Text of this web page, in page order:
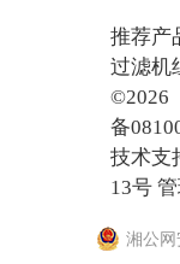
推荐产
过滤机
©2026
备
技术支
13号
湘公